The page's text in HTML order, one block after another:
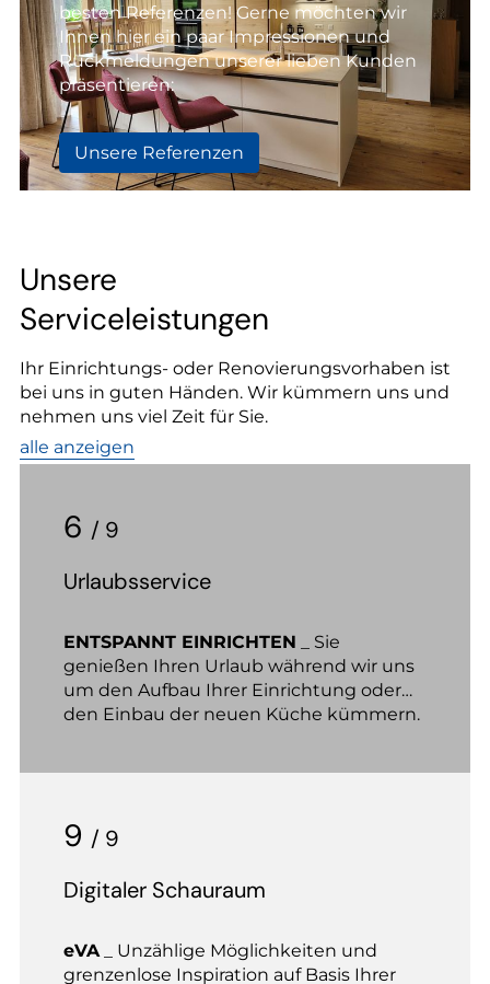
besten Referenzen! Gerne möchten wir
Ihnen hier ein paar Impressionen und
Rückmeldungen unserer lieben Kunden
präsentieren:
Unsere Referenzen
Unsere
Serviceleistungen
Ihr Einrichtungs- oder Renovierungsvorhaben ist
bei uns in guten Händen. Wir kümmern uns und
nehmen uns viel Zeit für Sie.
alle anzeigen
6 / 9
Urlaubsservice
ENTSPANNT EINRICHTEN _ Sie
genießen Ihren Urlaub während wir uns
um den Auf­bau Ihrer Einrichtung oder
den Einbau der neuen Küche kümmern.
9 / 9
Digitaler Schauraum
eVA_ Unzählige Möglichkeiten und
grenzenlose Inspiration auf Basis Ihrer